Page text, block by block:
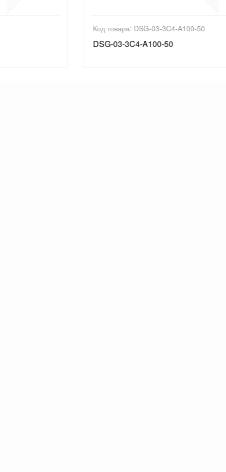
Код товара: DSG-03-3C4-A100-50
DSG-03-3C4-A100-50